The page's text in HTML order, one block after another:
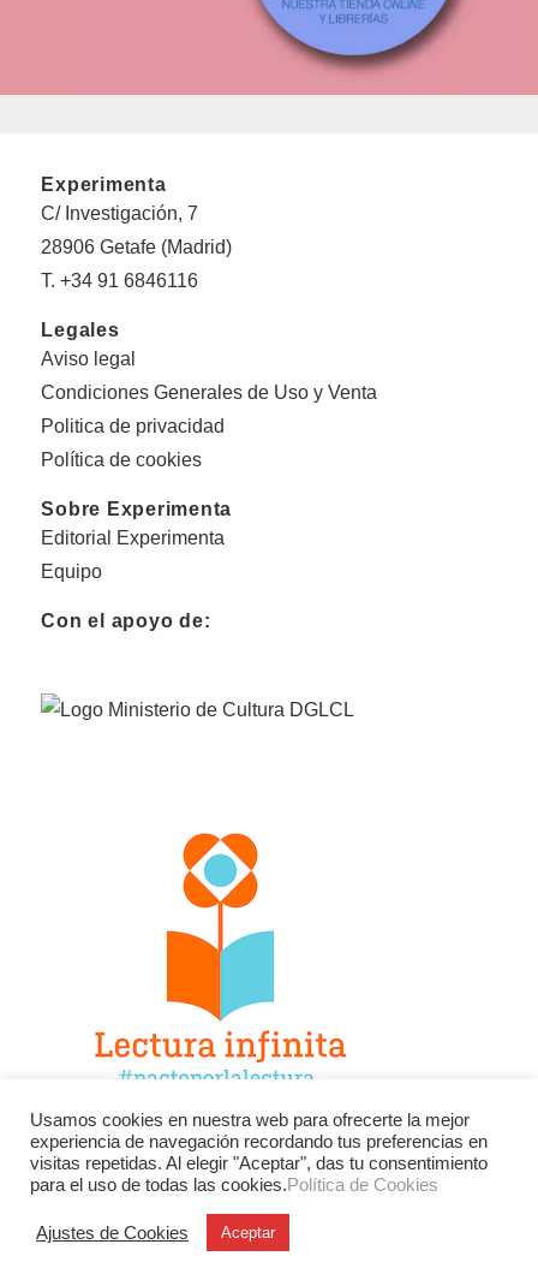
Experimenta
C/ Investigación, 7
28906 Getafe (Madrid)
T. +34 91 6846116
Legales
Aviso legal
Condiciones Generales de Uso y Venta
Politica de privacidad
Política de cookies
Sobre Experimenta
Editorial Experimenta
Equipo
Con el apoyo de:
Facebook Twitter
Instagram
YouTube
LinkedIn Contacto
Usamos cookies en nuestra web para ofrecerte la mejor
experiencia de navegación recordando tus preferencias en
visitas repetidas. Al elegir "Aceptar", das tu consentimiento
para el uso de todas las cookies.Política de Cookies
Ajustes de Cookies Aceptar